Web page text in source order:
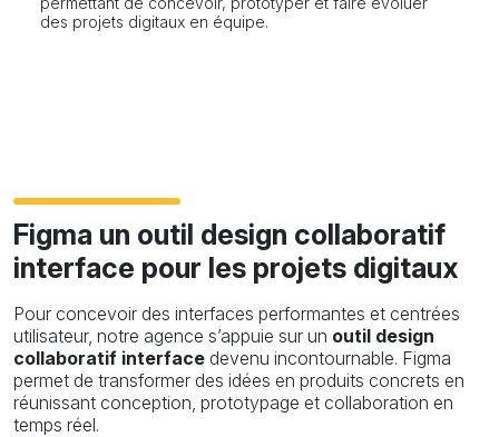
des projets digitaux en équipe.
Figma un outil design collaboratif
interface pour les projets digitaux
Pour concevoir des interfaces performantes et centrées
utilisateur, notre agence s’appuie sur un outil design
collaboratif interface devenu incontournable. Figma
permet de transformer des idées en produits concrets en
réunissant conception, prototypage et collaboration en
temps réel.